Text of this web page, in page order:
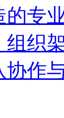
的专
组织
协作